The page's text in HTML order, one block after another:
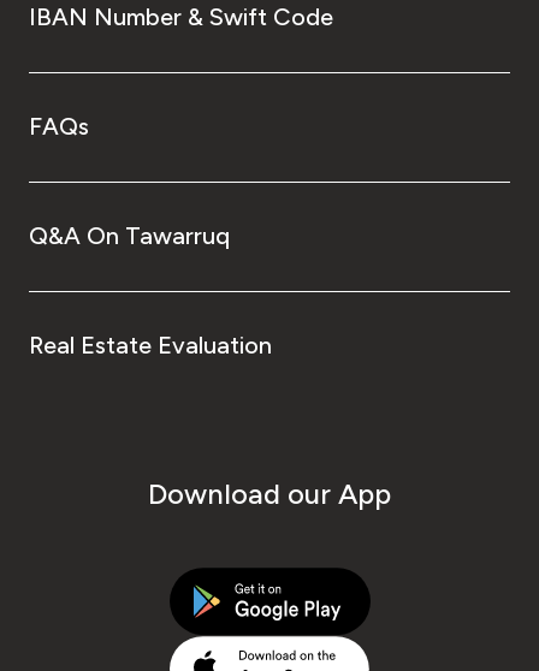
IBAN Number & Swift Code
FAQs
Q&A On Tawarruq
Real Estate Evaluation
Download our App